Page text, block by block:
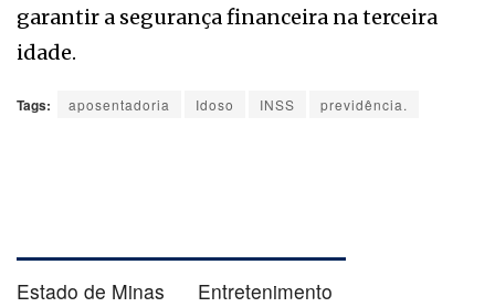
garantir a segurança financeira na terceira
idade.
Tags: aposentadoria Idoso INSS previdência.
Estado de Minas Entretenimento